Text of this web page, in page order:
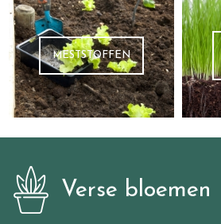
MESTSTOFFEN
Verse bloemen